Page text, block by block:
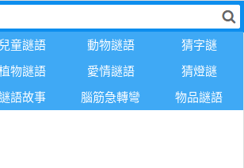
兒童謎語 動物謎語
猜字謎
物謎語 愛情謎語
猜燈謎
語故事 腦筋急轉彎 物品謎語